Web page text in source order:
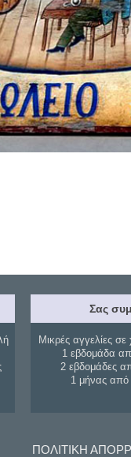
Σας
Μικρές αγγελίες σε
1 εβδομάδα
2 εβδομάδες
1 μήνας
ΠΟΛΙΤΙΚΗ